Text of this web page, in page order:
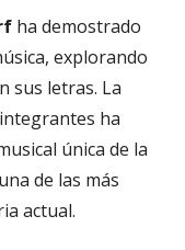
ha demostrado
explorando
sus letras. La
ha
única de la
de las más
actual.